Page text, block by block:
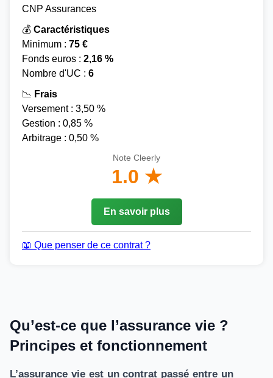
CNP Assurances
💰 Caractéristiques
Minimum : 75 €
Fonds euros : 2,16 %
Nombre d'UC : 6
📉 Frais
Versement : 3,50 %
Gestion : 0,85 %
Arbitrage : 0,50 %
Note Cleerly
1.0 ★
En savoir plus
📖 Que penser de ce contrat ?
Qu’est-ce que l’assurance vie ?
Principes et fonctionnement
L’assurance vie est un contrat passé entre un